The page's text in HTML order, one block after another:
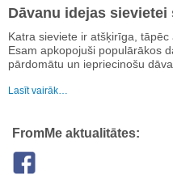
Dāvanu idejas sievietei
Katra sieviete ir atšķirīga,
Esam apkopojuši populārākos
pārdomātu un iepriecinošu
Lasīt vairāk…
FromMe aktualitātes: